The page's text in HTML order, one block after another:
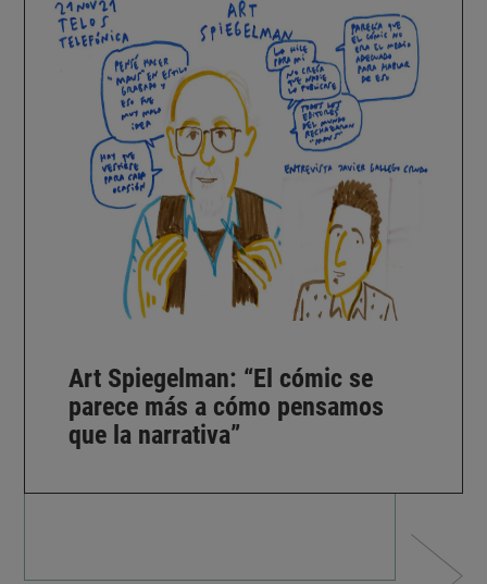
Art Spiegelman: “El cómic se
parece más a cómo pensamos
que la narrativa”